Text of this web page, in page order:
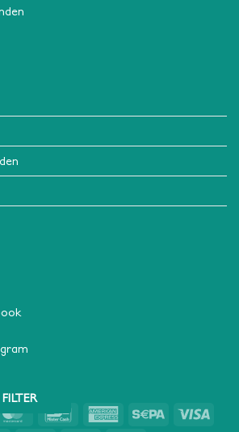
FILTER
MasterCardBancontact American Sepa